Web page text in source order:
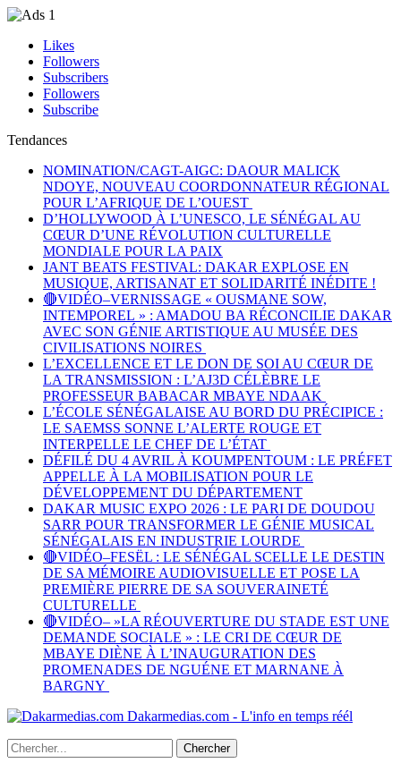
Likes
Followers
Subscribers
Followers
Subscribe
Tendances
NOMINATION/CAGT-AIGC: DAOUR MALICK
NDOYE, NOUVEAU COORDONNATEUR RÉGIONAL
POUR L’AFRIQUE DE L’OUEST
D’HOLLYWOOD À L’UNESCO, LE SÉNÉGAL AU
CŒUR D’UNE RÉVOLUTION CULTURELLE
MONDIALE POUR LA PAIX
JANT BEATS FESTIVAL: DAKAR EXPLOSE EN
MUSIQUE, ARTISANAT ET SOLIDARITÉ INÉDITE !
🔴VIDÉO–VERNISSAGE « OUSMANE SOW,
INTEMPOREL » : AMADOU BA RÉCONCILIE DAKAR
AVEC SON GÉNIE ARTISTIQUE AU MUSÉE DES
CIVILISATIONS NOIRES
L’EXCELLENCE ET LE DON DE SOI AU CŒUR DE
LA TRANSMISSION : L’AJ3D CÉLÈBRE LE
PROFESSEUR BABACAR MBAYE NDAAK
L’ÉCOLE SÉNÉGALAISE AU BORD DU PRÉCIPICE :
LE SAEMSS SONNE L’ALERTE ROUGE ET
INTERPELLE LE CHEF DE L’ÉTAT
DÉFILÉ DU 4 AVRIL À KOUMPENTOUM : LE PRÉFET
APPELLE À LA MOBILISATION POUR LE
DÉVELOPPEMENT DU DÉPARTEMENT
DAKAR MUSIC EXPO 2026 : LE PARI DE DOUDOU
SARR POUR TRANSFORMER LE GÉNIE MUSICAL
SÉNÉGALAIS EN INDUSTRIE LOURDE
🔴VIDÉO–FESËL : LE SÉNÉGAL SCELLE LE DESTIN
DE SA MÉMOIRE AUDIOVISUELLE ET POSE LA
PREMIÈRE PIERRE DE SA SOUVERAINETÉ
CULTURELLE
🔴VIDÉO– »LA RÉOUVERTURE DU STADE EST UNE
DEMANDE SOCIALE » : LE CRI DE CŒUR DE
MBAYE DIÈNE À L’INAUGURATION DES
PROMENADES DE NGUÉNE ET MARNANE À
BARGNY
Dakarmedias.com - L'info en temps réél